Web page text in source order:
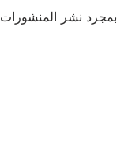
بمجرد نشر